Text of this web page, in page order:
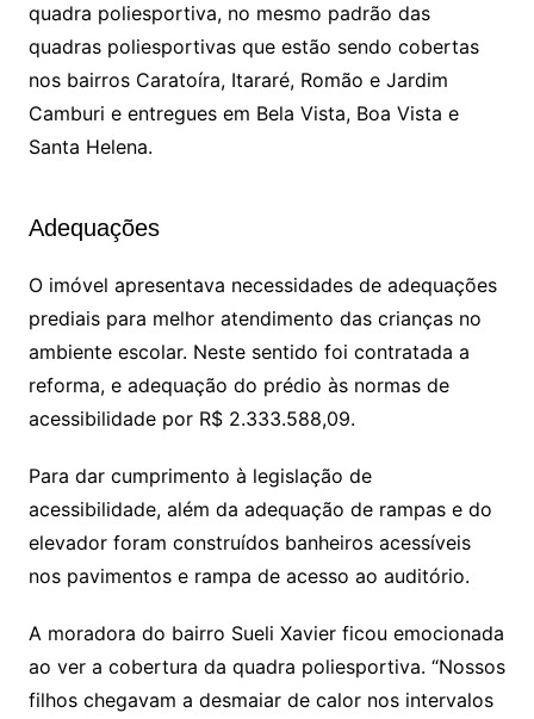
quadra poliesportiva, no mesmo padrão das
quadras poliesportivas que estão sendo cobertas
nos bairros Caratoíra, Itararé, Romão e Jardim
Camburi e entregues em Bela Vista, Boa Vista e
Santa Helena.
Adequações
O imóvel apresentava necessidades de adequações
prediais para melhor atendimento das crianças no
ambiente escolar. Neste sentido foi contratada a
reforma, e adequação do prédio às normas de
acessibilidade por R$ 2.333.588,09.
Para dar cumprimento à legislação de
acessibilidade, além da adequação de rampas e do
elevador foram construídos banheiros acessíveis
nos pavimentos e rampa de acesso ao auditório.
A moradora do bairro Sueli Xavier ficou emocionada
ao ver a cobertura da quadra poliesportiva. “Nossos
filhos chegavam a desmaiar de calor nos intervalos